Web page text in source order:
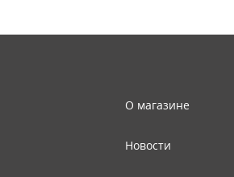
О магазине
Новости